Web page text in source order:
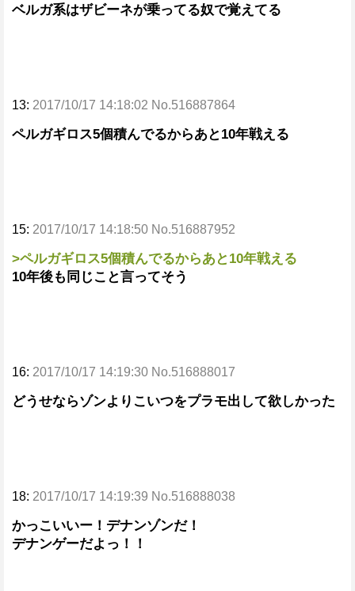
ベルガ系はザビーネが乗ってる奴で覚えてる
13: 2017/10/17 14:18:02 No.516887864
ペルガギロス5個積んでるからあと10年戦える
15: 2017/10/17 14:18:50 No.516887952
>ペルガギロス5個積んでるからあと10年戦える
10年後も同じこと言ってそう
16: 2017/10/17 14:19:30 No.516888017
どうせならゾンよりこいつをプラモ出して欲しかった
18: 2017/10/17 14:19:39 No.516888038
かっこいいー！デナンゾンだ！
デナンゲーだよっ！！